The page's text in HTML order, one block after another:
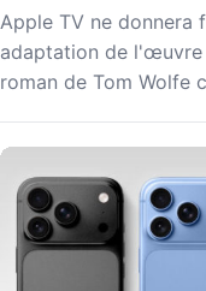
Apple TV ne donnera
adaptation de l'œuvre
roman de Tom Wolfe